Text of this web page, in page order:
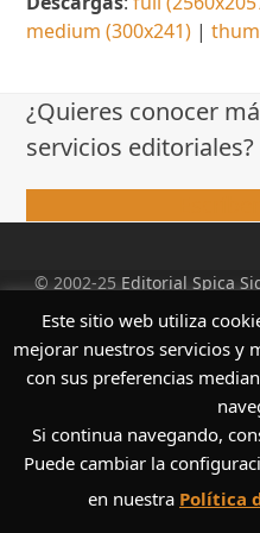
medium (300x241) |
¿Quieres conocer
servicios editoriales?
© 2002-25 Editorial Spica
Política de Privacidad
Este sitio web utiliza
mejorar nuestros servicios y
con sus preferencias
Si continua navegando,
Puede cambiar la
en nuestra Política